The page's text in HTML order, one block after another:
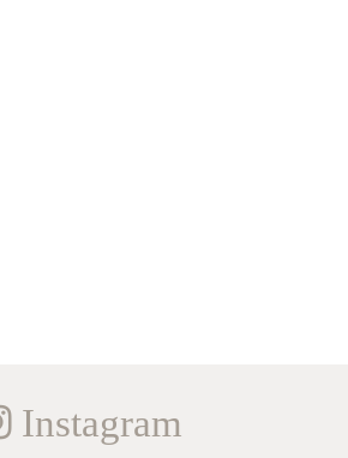
Instagram